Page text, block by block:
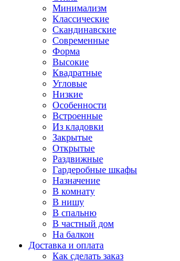
Минимализм
Классические
Скандинавские
Современные
Форма
Высокие
Квадратные
Угловые
Низкие
Особенности
Встроенные
Из кладовки
Закрытые
Открытые
Раздвижные
Гардеробные шкафы
Назначение
В комнату
В нишу
В спальню
В частный дом
На балкон
Доставка и оплата
Как сделать заказ